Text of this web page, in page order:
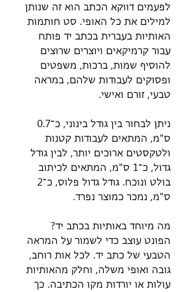
לפעמים דווקא הכתב הוא זה שנותן
למילים את כל האופי. סט חותמות
האותיות בעברית בכתב יד פותח
עבור קרמיקאים ויוצרים שרוצים
להוסיף שמות, ברכות, משפטים
ופסוקים לעבודות שלהם, במראה
טבעי, זורם ואישי.
ניתן לבחור בין גודל בינוני, כ־0.7
ס"מ, המתאים לעבודות קטנות
ולטקסטים ארוכים יותר, לבין גודל
גדול, כ־1 ס"מ, המתאים לכיתוב
בולט ונוכח. גודל גדול פלוס, כ־2
ס"מ, נמכר כמוצר נפרד.
מה מיוחד באותיות בכתב יד?
הפונט עוצב כדי לשמור על המראה
הטבעי של כתב יד. לכל אות רוחב,
גובה ואופי משלה, וחלק מהאותיות
עולות או יורדות מקו הכתיבה. כך